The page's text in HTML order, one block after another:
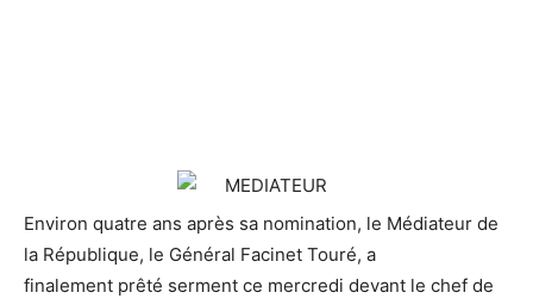
Environ quatre ans après sa nomination, le Médiateur de
la République, le Général Facinet Touré, a
finalement prêté serment ce mercredi devant le chef de